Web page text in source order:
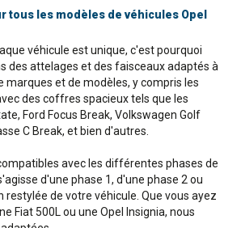
tous les modèles de véhicules Opel
véhicule est unique, c'est pourquoi
des attelages et des faisceaux adaptés à
marques et de modèles, y compris les
des coffres spacieux tels que les
Ford Focus Break, Volkswagen Golf
C Break, et bien d'autres.
avec les différentes phases de
d'une phase 1, d'une phase 2 ou
restylée de votre véhicule. Que vous ayez
Fiat 500L ou une Opel Insignia, nous